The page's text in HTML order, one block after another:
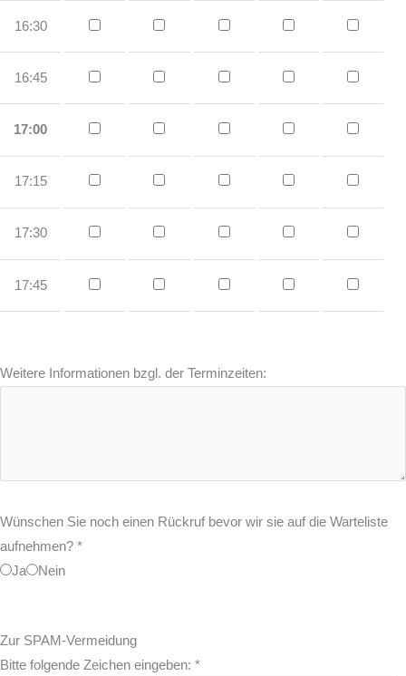
16:30
16:45
17:00
17:15
17:30
17:45
Weitere Informationen bzgl. der Terminzeiten:
Wünschen Sie noch einen Rückruf bevor wir sie auf die Warteliste
aufnehmen? *
Ja
Nein
Zur SPAM-Vermeidung
Bitte folgende Zeichen eingeben: *